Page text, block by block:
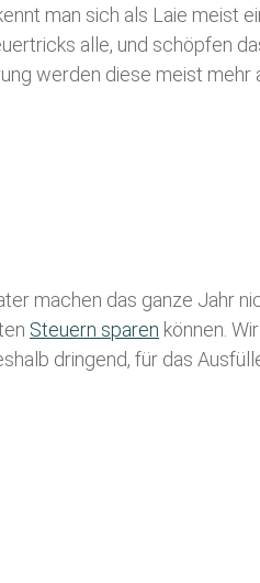
man sich als Laie meist
alle, und schöpfen
werden diese meist mehr
machen das ganze Jahr
Steuern sparen können.
dringend, für das